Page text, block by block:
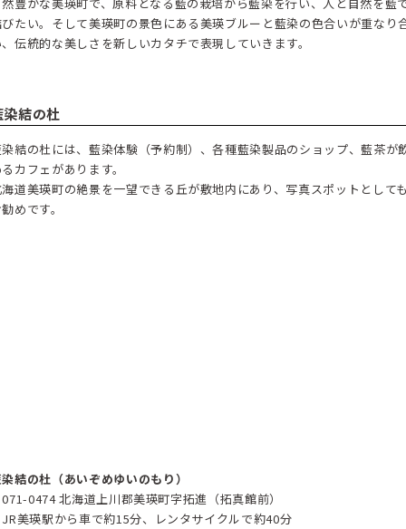
豊かな美瑛町で、原料となる藍の栽培から藍染を行い、人と自然を藍
たい。そして美瑛町の景色にある美瑛ブルーと藍染の色合いが重なり
伝統的な美しさを新しいカタチで表現していきます。
染結の杜
結の杜には、藍染体験（予約制）、各種藍染製品のショップ、藍茶が
カフェがあります。
道美瑛町の絶景を一望できる丘が敷地内にあり、写真スポットとして
めです。
結の杜（あいぞめゆいのもり）
0474 北海道上川郡美瑛町字拓進（拓真館前）
美瑛駅から車で約15分、レンタサイクルで約40分​